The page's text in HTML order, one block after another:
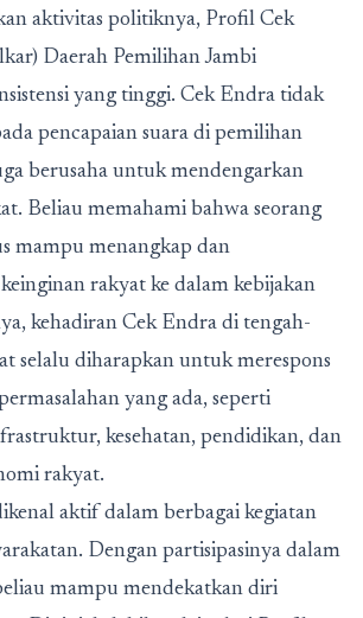
aktivitas politiknya, Profil Cek
Daerah Pemilihan Jambi
yang tinggi. Cek Endra tidak
pencapaian suara di pemilihan
berusaha untuk mendengarkan
Beliau memahami bahwa seorang
mampu menangkap dan
rakyat ke dalam kebijakan
kehadiran Cek Endra di tengah-
selalu diharapkan untuk merespons
yang ada, seperti
kesehatan, pendidikan, dan
rakyat.
aktif dalam berbagai kegiatan
Dengan partisipasinya dalam
mampu mendekatkan diri